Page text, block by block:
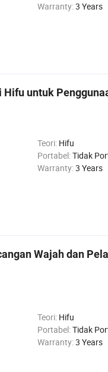
Warranty:3 Years
untuk
Teori: Hifu
Portabel:Tidak
Warranty:3 Years
Wajah dan
Teori: Hifu
Portabel:Tidak
Warranty:3 Years